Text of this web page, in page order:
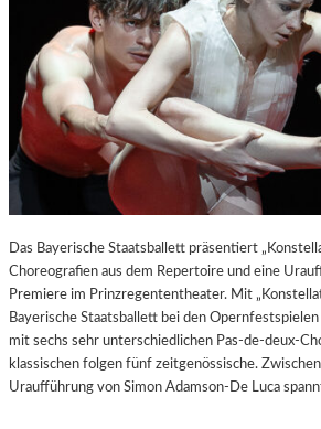
Das Bayerische Staatsballett präsentiert
Choreografien aus dem Repertoire und eine
Premiere im Prinzregententheater. Mit
Bayerische Staatsballett bei den
mit sechs sehr unterschiedlichen Pas-de-deux-
klassischen folgen fünf zeitgenössische.
Uraufführung von Simon Adamson-De Luca